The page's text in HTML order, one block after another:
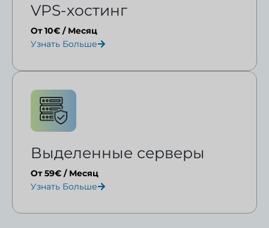
VPS-хостинг
От 10€ / Месяц
Узнать Больше
Выделенные серверы
От 59€ / Месяц
Узнать Больше